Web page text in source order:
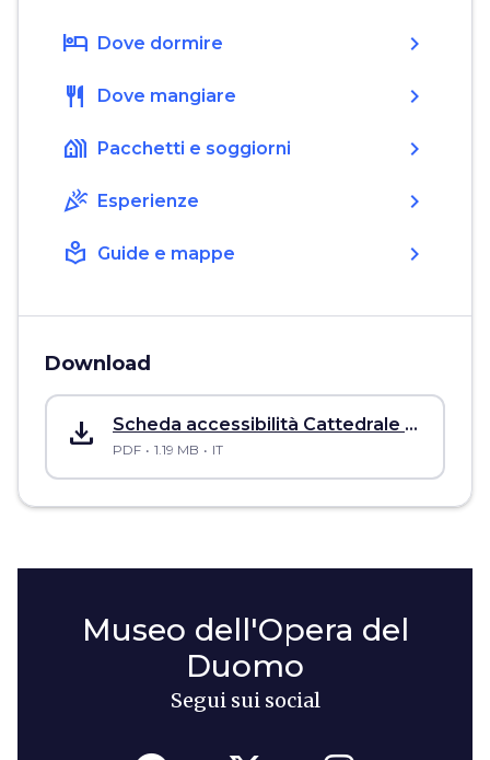
hotel Dove dormire chevron_right
restaurant Dove mangiare chevron_right
holiday_village Pacchetti e soggiorni chevron_right
celebration Esperienze chevron_right
local_library Guide e mappe chevron_right
Download
save_alt Scheda accessibilità Cattedrale Santa Maria del Fiore
PDF 1.19 MB IT
Museo dell'Opera del
Duomo
Segui sui social